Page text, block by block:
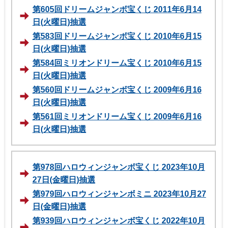
第605回ドリームジャンボ宝くじ 2011年6月14
日(火曜日)抽選
第583回ドリームジャンボ宝くじ 2010年6月15
日(火曜日)抽選
第584回ミリオンドリーム宝くじ 2010年6月15
日(火曜日)抽選
第560回ドリームジャンボ宝くじ 2009年6月16
日(火曜日)抽選
第561回ミリオンドリーム宝くじ 2009年6月16
日(火曜日)抽選
第978回ハロウィンジャンボ宝くじ 2023年10月
27日(金曜日)抽選
第979回ハロウィンジャンボミニ 2023年10月27
日(金曜日)抽選
第939回ハロウィンジャンボ宝くじ 2022年10月